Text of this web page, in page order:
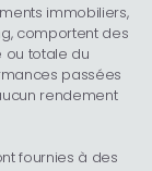
immobiliers,
comportent des
ou totale du
passées
rendement
fournies à des